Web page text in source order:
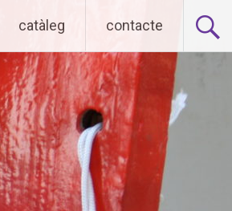
catàleg contacte